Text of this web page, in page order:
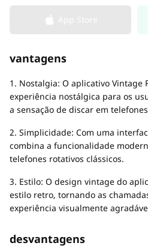
vantagens
1. Nostalgia: O aplicativo Vintage
experiência nostálgica para os
a sensação de discar em
2. Simplicidade: Com uma
combina a funcionalidade
telefones rotativos clássicos.
3. Estilo: O design vintage do
estilo retro, tornando as
experiência visualmente
desvantagens